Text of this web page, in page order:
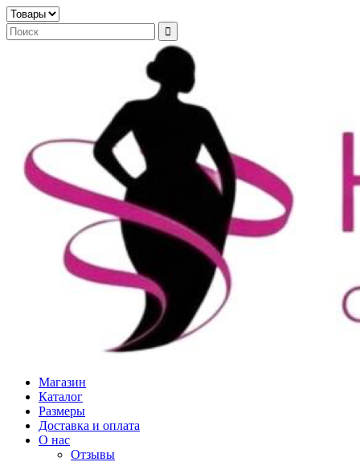
Магазин
Каталог
Размеры
Доставка и оплата
О нас
Отзывы